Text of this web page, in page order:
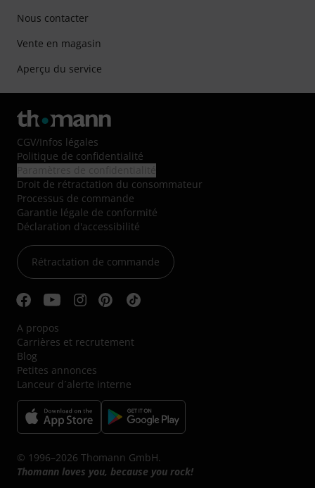
Nous contacter
Vente en magasin
Aperçu du service
CGV/Infos légales
Politique de confidentialité
Droit de rétractation du consommateur
Processus de commande
Garantie légale de conformité
Déclaration d'accessibilité
Rétractation de commande
A propos
Carrières et recrutement
Blog
Petites annonces
Lanceur d´alerte interne
© 1996–2026 Thomann GmbH.
Thomann loves you, because you rock!